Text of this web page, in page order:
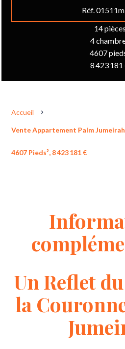
Réf.
14 pièces
4
4607
8 423 181
Accueil
Vente Appartement Palm
4607 Pieds², 8 423 181 €
Un Reflet
la